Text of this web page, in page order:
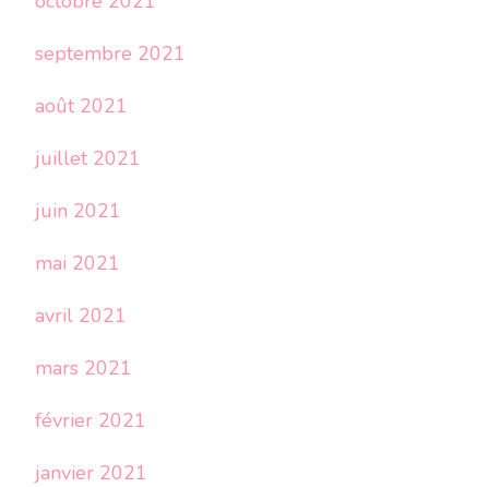
septembre 2021
août 2021
juillet 2021
juin 2021
mai 2021
avril 2021
mars 2021
février 2021
janvier 2021